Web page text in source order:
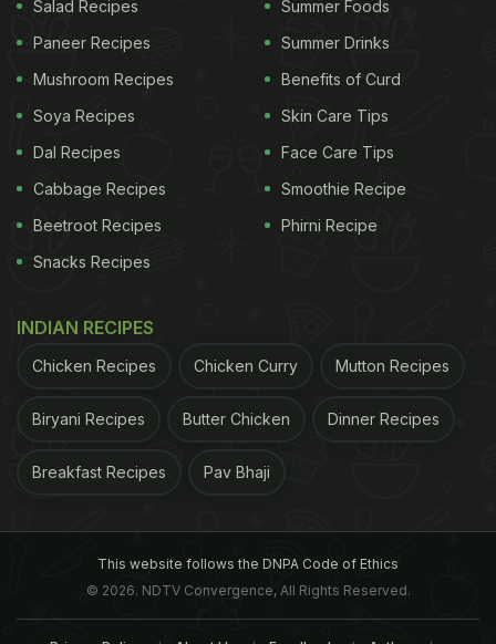
Salad Recipes
Paneer Recipes
Mushroom Recipes
Soya Recipes
Dal Recipes
Cabbage Recipes
Beetroot Recipes
Snacks Recipes
Summer Foods
Summer Drinks
Benefits of Curd
Skin Care Tips
Face Care Tips
Smoothie Recipe
Phirni Recipe
INDIAN RECIPES
Chicken Recipes Chicken Curry Mutton Recipes
Biryani Recipes Butter Chicken Dinner Recipes
Breakfast Recipes Pav Bhaji
This website follows the DNPA Code of Ethics
© 2026. NDTV Convergence, All Rights Reserved.